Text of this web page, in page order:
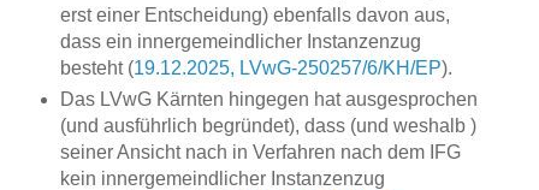
erst einer Entscheidung) ebenfalls davon aus,
dass ein innergemeindlicher Instanzenzug
besteht (19.12.2025, LVwG-250257/6/KH/EP).
Das LVwG Kärnten hingegen hat ausgesprochen
(und ausführlich begründet), dass (und weshalb )
seiner Ansicht nach in Verfahren nach dem IFG
kein innergemeindlicher Instanzenzug